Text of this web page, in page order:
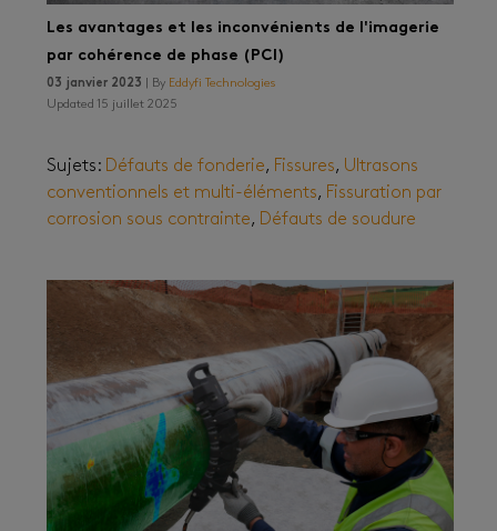
Les avantages et les inconvénients de l'imagerie
par cohérence de phase (PCI)
03 janvier 2023 | By Eddyfi Technologies
Updated 15 juillet 2025
Sujets: Défauts de fonderie, Fissures, Ultrasons
conventionnels et multi-éléments, Fissuration par
corrosion sous contrainte, Défauts de soudure